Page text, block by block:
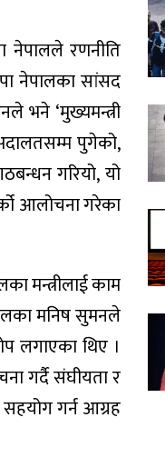
नेपालले रणनीति
नेपालका सांसद
भने ‘मुख्यमन्त्री
पुगेको,
गरियो, यो
आलोचना गरेका
मन्त्रीलाई काम
मनिष सुमनले
लगाएका थिए ।
गर्दै संघीयता र
सहयोग गर्न आग्रह